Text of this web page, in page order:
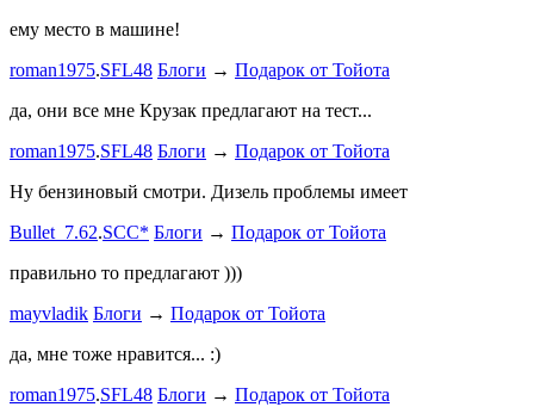
ему место в машине!
roman1975.SFL48 Блоги → Подарок от Тойота
да, они все мне Крузак предлагают на тест...
roman1975.SFL48 Блоги → Подарок от Тойота
Ну бензиновый смотри. Дизель проблемы имеет
Bullet_7.62.SCC* Блоги → Подарок от Тойота
правильно то предлагают )))
mayvladik Блоги → Подарок от Тойота
да, мне тоже нравится... :)
roman1975.SFL48 Блоги → Подарок от Тойота